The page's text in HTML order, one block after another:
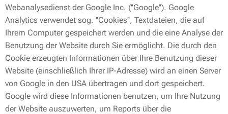
Webanalysedienst der Google Inc. (''Google''). Google
Analytics verwendet sog. ''Cookies'', Textdateien, die auf
Ihrem Computer gespeichert werden und die eine Analyse der
Benutzung der Website durch Sie ermöglicht. Die durch den
Cookie erzeugten Informationen über Ihre Benutzung dieser
Website (einschließlich Ihrer IP-Adresse) wird an einen Server
von Google in den USA übertragen und dort gespeichert.
Google wird diese Informationen benutzen, um Ihre Nutzung
der Website auszuwerten, um Reports über die